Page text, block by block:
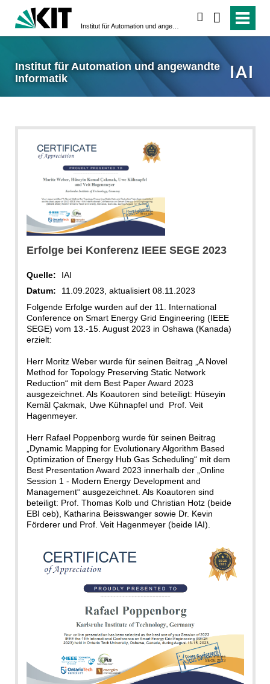
Institut für Automation und angewandte
Informatik
Erfolge bei Konferenz IEEE SEGE 2023
Quelle:
IAI
Datum:
11.09.2023, aktualisiert 08.11.2023
Folgende Erfolge wurden auf der 11. International
Conference on Smart Energy Grid Engineering (IEEE
SEGE) vom 13.-15. August 2023 in Oshawa (Kanada)
erzielt:
Herr Moritz Weber wurde für seinen Beitrag „A Novel
Method for Topology Preserving Static Network
Reduction“ mit dem Best Paper Award 2023
ausgezeichnet. Als Koautoren sind beteiligt: Hüseyin
Kemâl Çakmak, Uwe Kühnapfel und Prof. Veit
Hagenmeyer.
Herr Rafael Poppenborg wurde für seinen Beitrag
„Dynamic Mapping for Evolutionary Algorithm Based
Optimization of Energy Hub Gas Scheduling“ mit dem
Best Presentation Award 2023 innerhalb der „Online
Session 1 - Modern Energy Development and
Management“ ausgezeichnet. Als Koautoren sind
beteiligt: Prof. Thomas Kolb und Christian Hotz (beide
EBI ceb), Katharina Beisswanger sowie Dr. Kevin
Förderer und Prof. Veit Hagenmeyer (beide IAI).